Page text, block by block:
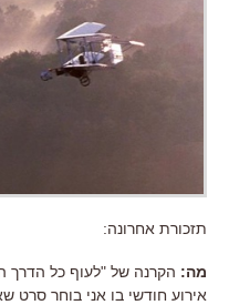
תזכורת אחרונה:
מה: הקרנה של "לעוף כל הדרך
אירוע חודשי בו אני בוחר סרט